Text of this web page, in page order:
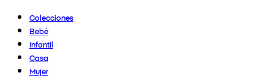
Colecciones
Bebé
Infantil
Casa
Mujer